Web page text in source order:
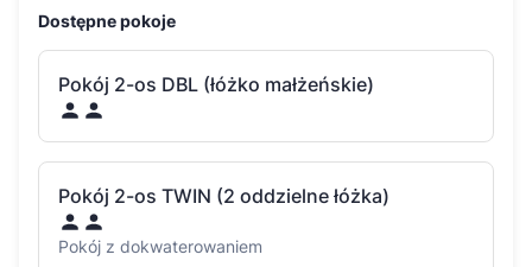
Dostępne pokoje
Pokój 2-os DBL (łóżko małżeńskie)
Pokój 2-os TWIN (2 oddzielne łóżka)
Pokój z dokwaterowaniem